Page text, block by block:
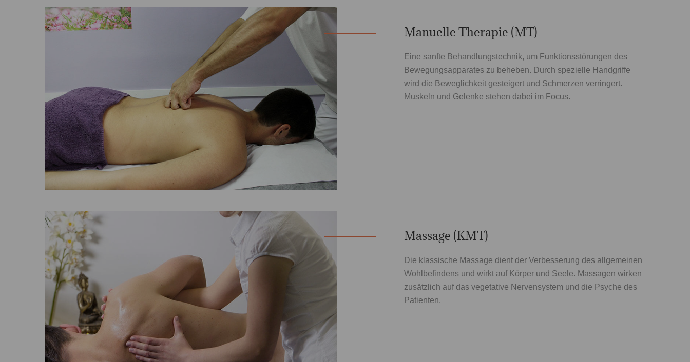
Manuelle Therapie (MT)
Eine sanfte Behandlungstechnik, um Funktionsstörungen des
Bewegungsapparates zu beheben. Durch spezielle Handgriffe
wird die Beweglichkeit gesteigert und Schmerzen verringert.
Muskeln und Gelenke stehen dabei im Focus.
Massage (KMT)
Die klassische Massage dient der Verbesserung des allgemeinen
Wohlbefindens und wirkt auf Körper und Seele. Massagen wirken
zusätzlich auf das vegetative Nervensystem und die Psyche des
Patienten.